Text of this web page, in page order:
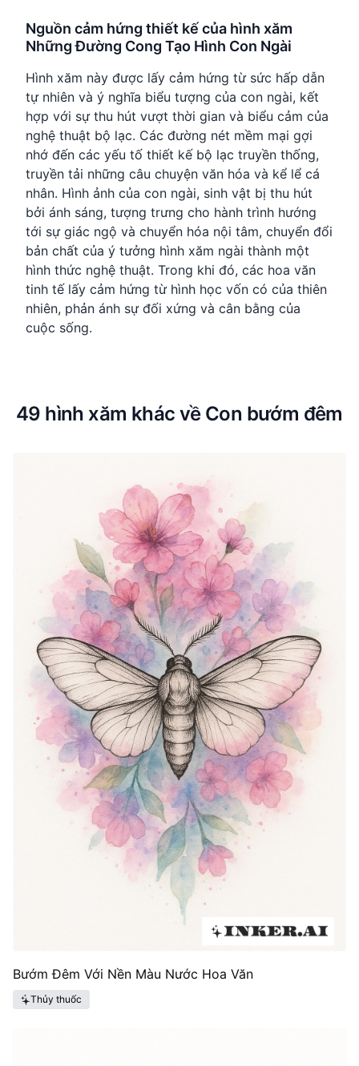
Nguồn cảm hứng thiết kế của hình xăm
Những Đường Cong Tạo Hình Con Ngài
Hình xăm này được lấy cảm hứng từ sức hấp dẫn
tự nhiên và ý nghĩa biểu tượng của con ngài, kết
hợp với sự thu hút vượt thời gian và biểu cảm của
nghệ thuật bộ lạc. Các đường nét mềm mại gợi
nhớ đến các yếu tố thiết kế bộ lạc truyền thống,
truyền tải những câu chuyện văn hóa và kể lể cá
nhân. Hình ảnh của con ngài, sinh vật bị thu hút
bởi ánh sáng, tượng trưng cho hành trình hướng
tới sự giác ngộ và chuyển hóa nội tâm, chuyển đổi
bản chất của ý tưởng hình xăm ngài thành một
hình thức nghệ thuật. Trong khi đó, các hoa văn
tinh tế lấy cảm hứng từ hình học vốn có của thiên
nhiên, phản ánh sự đối xứng và cân bằng của
cuộc sống.
49 hình xăm khác về Con bướm đêm
Bướm Đêm Với Nền Màu Nước Hoa Văn
Thủy thuốc